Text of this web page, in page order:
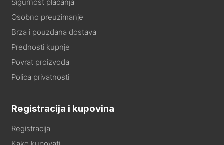
Sigurnost plaćanja
Osobno preuzimanje
Brza i pouzdana dostava
Prednosti kupnje
Povrat proizvoda
Polica privatnosti
Registracija i kupovina
Registracija